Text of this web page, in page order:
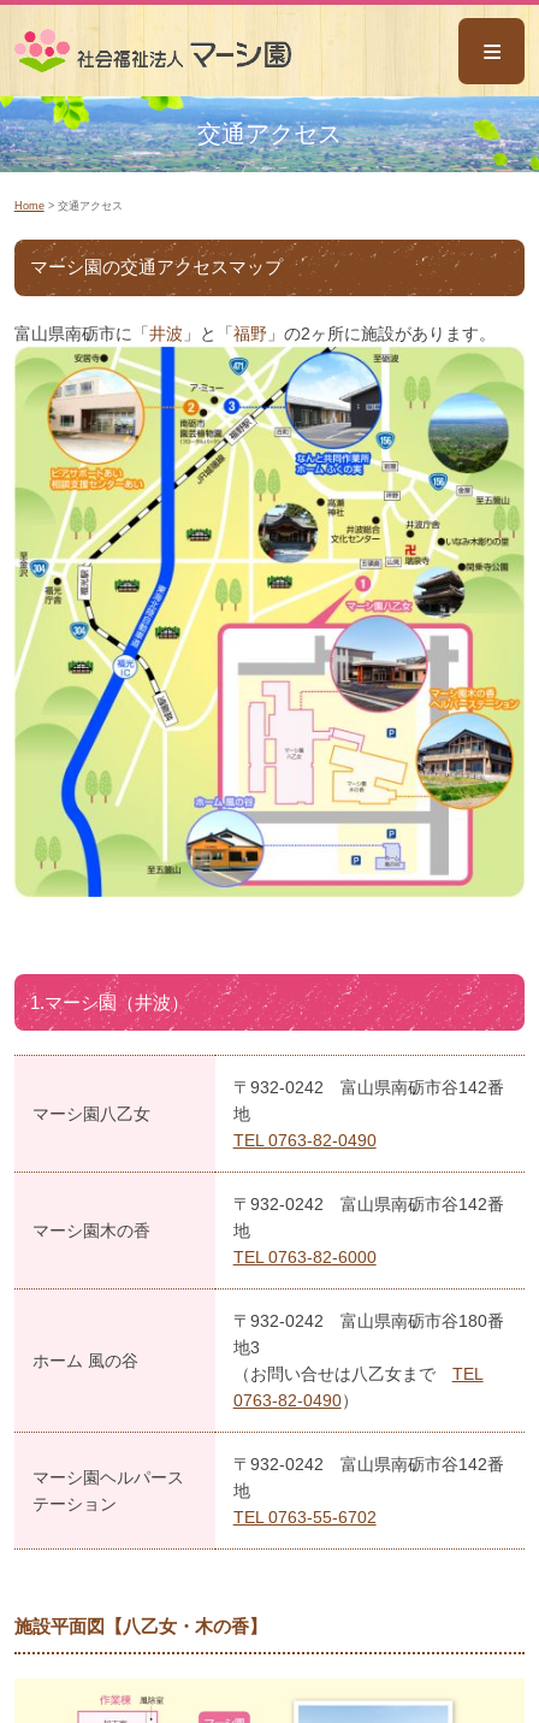
ごあいさつ
事業概要
なんと共同作業所
ピアサポートあい
相談支援センターあい
ミライサポートあい
ホーム風の谷
ホームふくの実
マーシ園ヘルパーステーション
事業報告
利用案内
採用情報
交通アクセス
お問い合わせ
商品のご紹介
交通アクセス
Home> 交通アクセス
マーシ園の交通アクセスマップ
富山県南砺市に「井波 」と「福野」の2ヶ所に施設があります。
1.マーシ園（井波）
マーシ園八乙女
〒932-0242 富山県南砺市谷142番
地
TEL 0763-82-0490
マーシ園木の香
〒932-0242 富山県南砺市谷142番
地
TEL 0763-82-6000
ホーム 風の谷
〒932-0242 富山県南砺市谷180番
地3
（お問い合せは八乙女まで TEL
0763-82-0490）
マーシ園ヘルパース
テーション
〒932-0242 富山県南砺市谷142番
地
TEL 0763-55-6702
施設平面図【八乙女・木の香】